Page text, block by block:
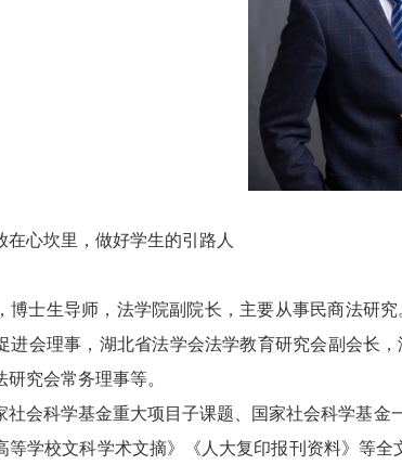
在心坎里，做好学生的引路人
博士生导师，法学院副院长，主要从事民商法研
进会理事，湖北省法学会法学教育研究会副会长
究会常务理事等。
社会科学基金重大项目子课题、国家社会科学基金
等学校文科学术文摘》《人大复印报刊资料》等